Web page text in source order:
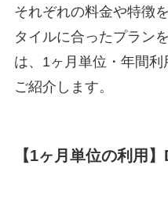
それぞれの料金や特徴
タイルに合ったプラン
は、1ヶ月単位・年間利
ご紹介します。
【1ヶ月単位の利用